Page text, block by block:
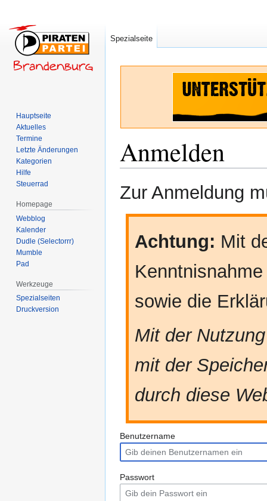
Anmelden
Navigation
Suche
Zur Anmeldung
Achtung: Mit
sowie die
Mit der
mit der
durch diese
Benutzername
Passwort
Spezialseite
Hauptseite
Aktuelles
Termine
Letzte Änderungen
Kategorien
Hilfe
Steuerrad
Homepage
Webblog
Kalender
Dudle (Selectorrr)
Mumble
Pad
Werkzeuge
Spezialseiten
Druckversion